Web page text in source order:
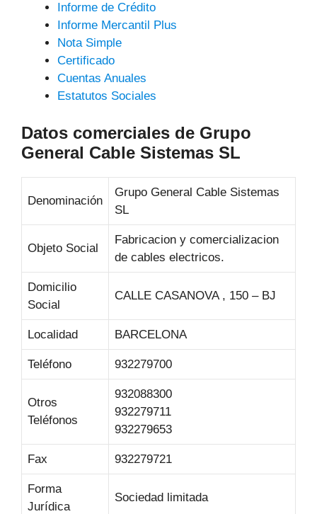
Informe de Crédito
Informe Mercantil Plus
Nota Simple
Certificado
Cuentas Anuales
Estatutos Sociales
Datos comerciales de Grupo
General Cable Sistemas SL
Denominación
Grupo General Cable Sistemas
SL
Objeto Social
Fabricacion y comercializacion
de cables electricos.
Domicilio
Social
CALLE CASANOVA , 150 – BJ
Localidad BARCELONA
Teléfono 932279700
Otros
Teléfonos
932088300
932279711
932279653
Fax 932279721
Forma
Jurídica
Sociedad limitada